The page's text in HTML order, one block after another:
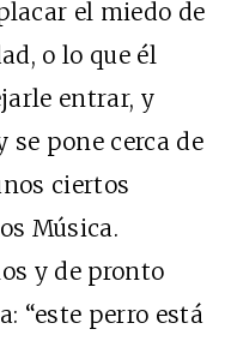
el miedo de
o lo que él
entrar, y
se pone cerca de
ciertos
Música.
y de pronto
“este perro está